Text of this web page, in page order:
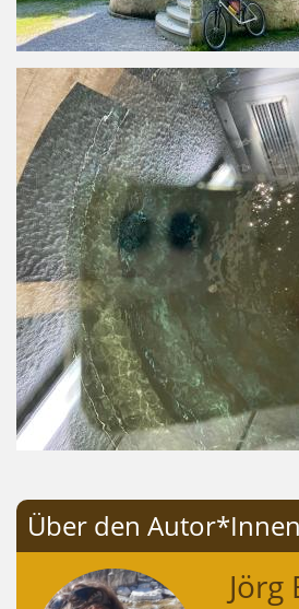
Über den Autor*Innen